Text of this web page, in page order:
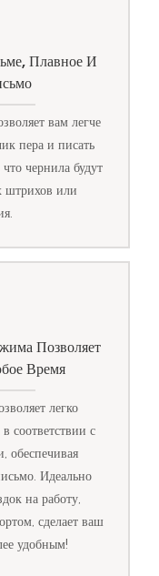
Плавное И
вам легче
пера и писать
чернила будут
штрихов или
Позволяет
Время
легко
соответствии с
Идеально
на работу,
сделает ваш
удобным!